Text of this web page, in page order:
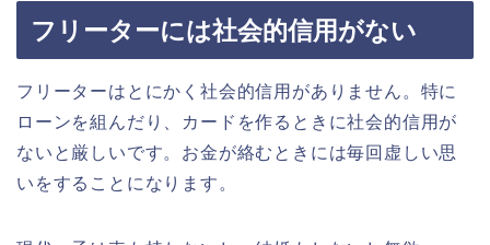
フリーターには社会的信用がない
フリーターはとにかく社会的信用がありません。特に
ローンを組んだり、カードを作るときに社会的信用が
ないと厳しいです。お金が絡むときには毎回虚しい思
いをすることになります。